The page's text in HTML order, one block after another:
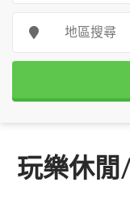
聯絡我們
玩樂休閒